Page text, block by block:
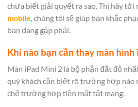
chưa biết giải quyết ra sao. Thì hãy tới
mobile, chúng tôi sẽ giúp bạn khắc
bạn đang gặp phải.
Khi nào bạn cần thay màn hình
Màn iPad Mini 2 là bộ phận đắt đỏ
quý khách cần biết rõ trường hợp nào
chế trường hợp tiền mất tật mang: